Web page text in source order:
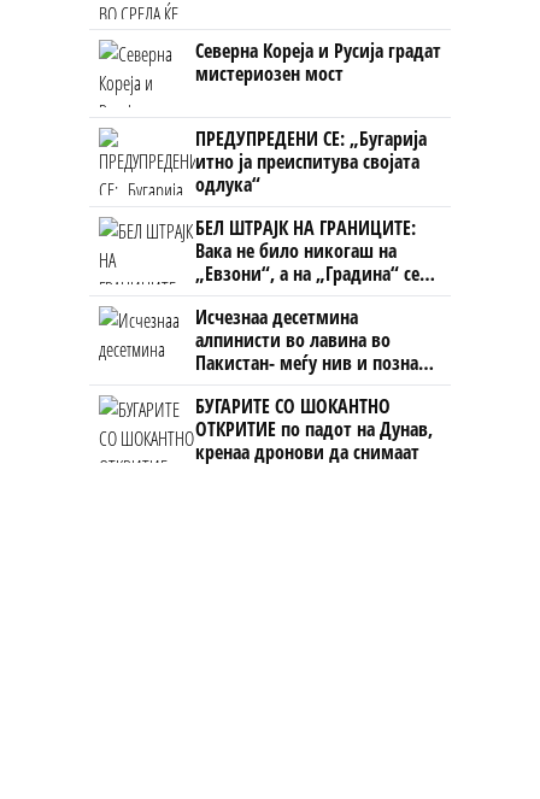
Северна Кореја и Русија градат
мистериозен мост
ПРЕДУПРЕДЕНИ СЕ: „Бугарија
итно ја преиспитува својата
одлука“
БЕЛ ШТРАЈК НА ГРАНИЦИТЕ:
Вака не било никогаш на
„Евзони“, а на „Градина“ се
чека и пет часа
Исчезнаа десетмина
алпинисти во лавина во
Пакистан- меѓу нив и познат
Непалец
БУГАРИТЕ СО ШОКАНТНО
ОТКРИТИЕ по падот на Дунав,
кренаа дронови да снимаат